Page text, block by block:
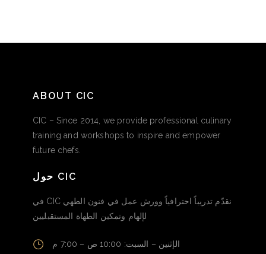
ABOUT CIC
CIC – Since 2014, we provide professional culinary
training and workshops to inspire and empower
future chefs.
حول CIC
في CIC نقدّم تدريباً احترافياً وورش عمل في فنون الطهي
لإلهام وتمكين الطهاة المستقبليين
الإثنين – السبت: 10:00 ص – 7:00 م